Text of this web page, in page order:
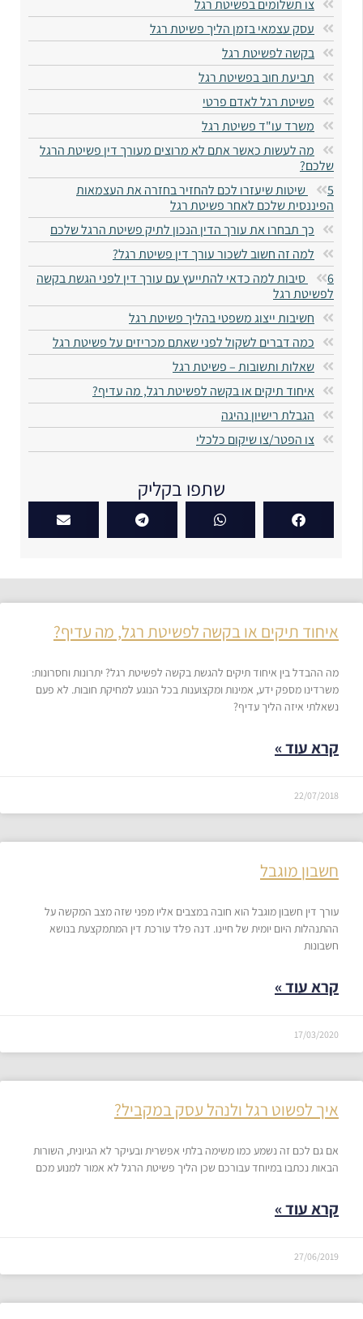
צו תשלומים בפשיטת רגל
עסק עצמאי בזמן הליך פשיטת רגל
בקשה לפשיטת רגל
תביעת חוב בפשיטת רגל
פשיטת רגל לאדם פרטי
משרד עו"ד פשיטת רגל
מה לעשות כאשר אתם לא מרוצים מעורך דין פשיטת הרגל
שלכם​?
5 שיטות שיעזרו לכם להחזיר בחזרה את העצמאות
הפיננסית שלכם​ לאחר פשיטת רגל
כך תבחרו את עורך הדין הנכון לתיק פשיטת הרגל שלכם​
למה זה חשוב לשכור עורך דין פשיטת רגל?
6 סיבות למה כדאי להתייעץ עם עורך דין לפני הגשת בקשה
לפשיטת רגל​
חשיבות ייצוג משפטי בהליך פשיטת רגל
כמה דברים לשקול לפני שאתם מכריזים על פשיטת רגל​
שאלות ותשובות – פשיטת רגל
איחוד תיקים או בקשה לפשיטת רגל, מה עדיף?​
​הגבלת רישיון נהיגה
צו הפטר/צו שיקום כלכלי
שתפו בקליק
איחוד תיקים או בקשה לפשיטת רגל, מה עדיף?​
מה ההבדל בין איחוד תיקים להגשת בקשה לפשיטת רגל? יתרונות וחסרונות:
משרדינו מספק ידע, אמינות ומקצוענות בכל הנוגע למחיקת חובות. לא פעם
נשאלתי איזה הליך עדיף?
קרא עוד »
22/07/2018
חשבון מוגבל
עורך דין חשבון מוגבל הוא חובה במצבים אליו מפני שזה מצב המקשה על
ההתנהלות היום יומית של חיינו. דנה פלד עורכת דין המתמקצעת בנושא
חשבונות
קרא עוד »
17/03/2020
איך לפשוט רגל ולנהל עסק במקביל?
אם גם לכם זה נשמע כמו משימה בלתי אפשרית ובעיקר לא הגיונית, השורות
הבאות נכתבו במיוחד עבורכם שכן הליך פשיטת הרגל לא אמור למנוע מכם
קרא עוד »
27/06/2019